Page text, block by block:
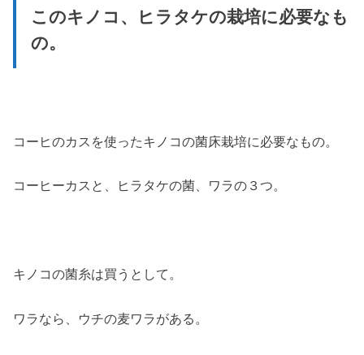
このキノコ、ヒラタケの栽培に必要なも
の。
コーヒのカスを使ったキノコの菌床栽培に必要なもの。
コーヒーカスと、ヒラタケの菌、ワラの３つ。
キノコの菌糸は買うとして。
ワラなら、ウチの麦ワラがある。